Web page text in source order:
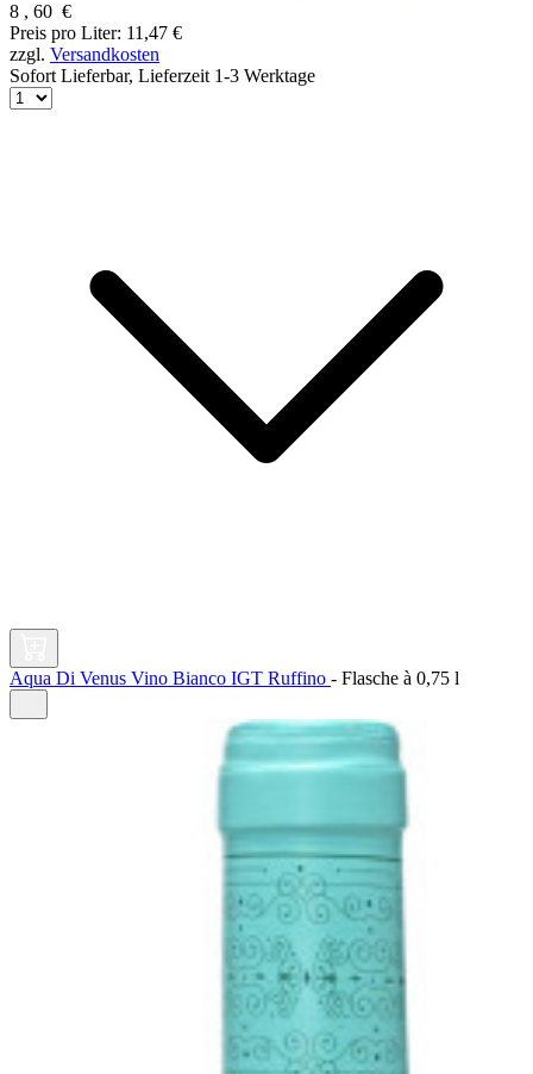
8 , 60 €
Preis pro Liter: 11,47 €
zzgl. Versandkosten
Sofort Lieferbar, Lieferzeit 1-3 Werktage
Aqua Di Venus Vino Bianco IGT Ruffino - Flasche à 0,75 l